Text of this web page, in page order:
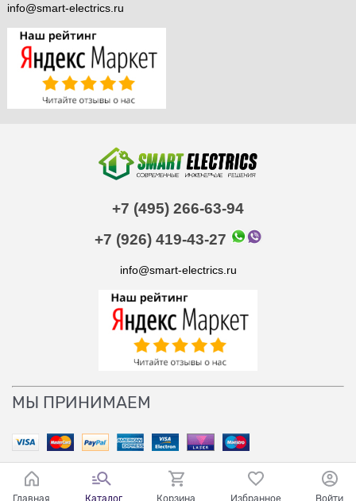
info@smart-electrics.ru
+7 (495) 266-63-94
+7 (926) 419-43-27
info@smart-electrics.ru
МЫ ПРИНИМАЕМ
Главная Каталог Корзина Избранное Войти